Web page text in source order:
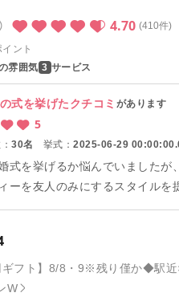
4.70 (410件)
ント
雰囲気 サービス
式を挙げたクチコミ があります
5
30名 挙式：2025-06-29
式を挙げるか悩んでいましたが
ーを友人のみにするスタイルを
高の一日でした。
ギフト】8/8・9※残り僅か◆駅近
W